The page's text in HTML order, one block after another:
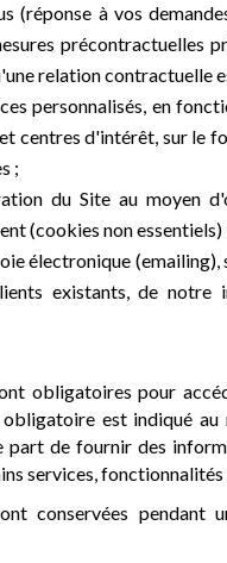
(réponse à vos
précontractuelles
relation contractuelle
personnalisés, en
centres d'intérêt, sur le
;
du Site au moyen
(cookies non essentiels)
électronique (emailing),
existants, de notre
obligatoires pour
est indiqué au
part de fournir des
services,
conservées pendant